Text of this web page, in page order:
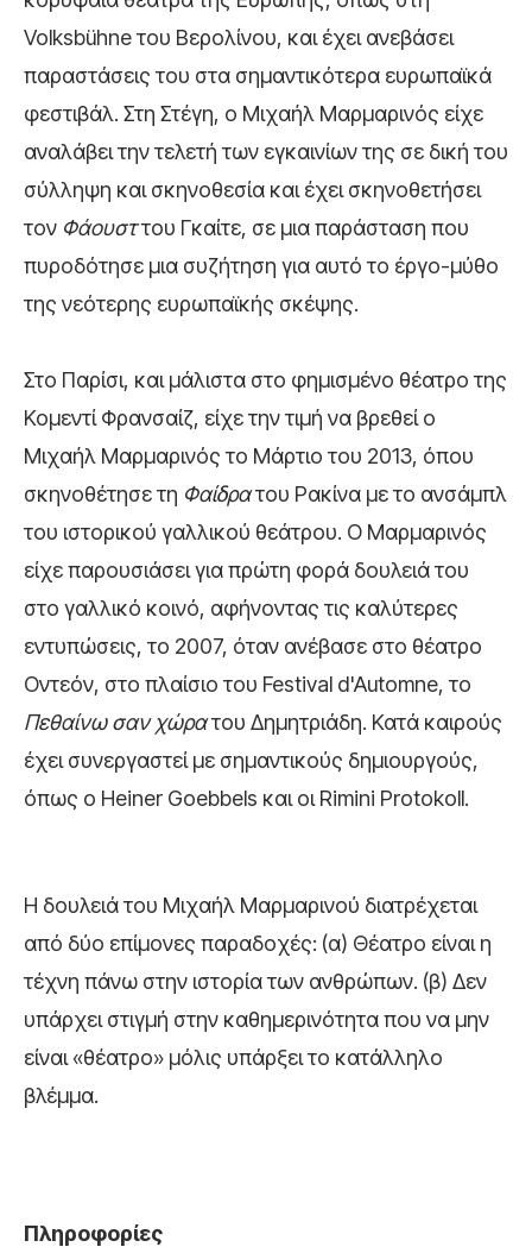
Volksbühne του Βερολίνου, και έχει ανεβάσει
παραστάσεις του στα σημαντικότερα ευρωπαϊκά
φεστιβάλ. Στη Στέγη, ο Μιχαήλ Μαρμαρινός είχε
αναλάβει την τελετή των εγκαινίων της σε δική του
σύλληψη και σκηνοθεσία και έχει σκηνοθετήσει
τον Φάουσττου Γκαίτε, σε μια παράσταση που
πυροδότησε μια συζήτηση για αυτό το έργο-μύθο
της νεότερης ευρωπαϊκής σκέψης.
Στο Παρίσι, και μάλιστα στο φημισμένο θέατρο της
Κομεντί Φρανσαίζ, είχε την τιμή να βρεθεί ο
Μιχαήλ Μαρμαρινός το Μάρτιο του 2013, όπου
σκηνοθέτησε τη Φαίδρατου Ρακίνα με το ανσάμπλ
του ιστορικού γαλλικού θεάτρου. Ο Μαρμαρινός
είχε παρουσιάσει για πρώτη φορά δουλειά του
στο γαλλικό κοινό, αφήνοντας τις καλύτερες
εντυπώσεις, το 2007, όταν ανέβασε στο θέατρο
Οντεόν, στο πλαίσιο του Festival d'Automne, το
Πεθαίνω σαν χώρατου Δημητριάδη. Κατά καιρούς
έχει συνεργαστεί με σημαντικούς δημιουργούς,
όπως ο Heiner Goebbels και οι Rimini Protokoll.
Η δουλειά του Μιχαήλ Μαρμαρινού διατρέχεται
από δύο επίμονες παραδοχές: (α) Θέατρο είναι η
τέχνη πάνω στην ιστορία των ανθρώπων. (β) Δεν
υπάρχει στιγμή στην καθημερινότητα που να μην
είναι «θέατρο» μόλις υπάρξει το κατάλληλο
βλέμμα.
Πληροφορίες